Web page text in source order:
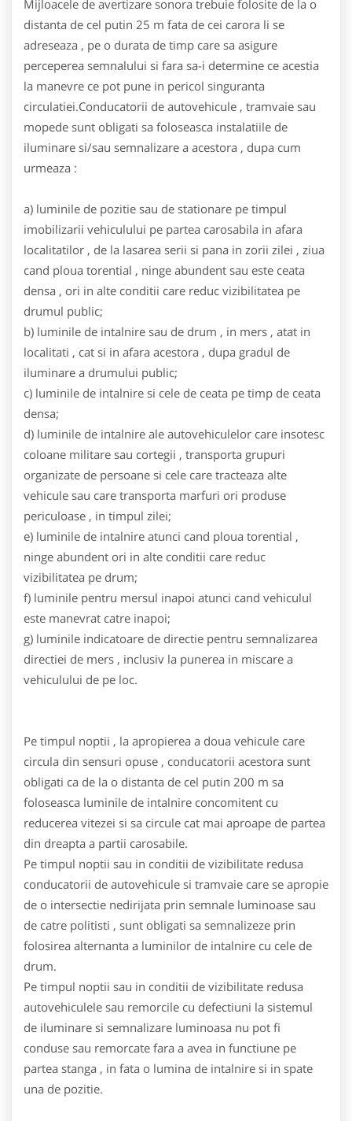
Mijloacele de avertizare sonora trebuie folosite de la o
distanta de cel putin 25 m fata de cei carora li se
adreseaza , pe o durata de timp care sa asigure
perceperea semnalului si fara sa-i determine ce acestia
la manevre ce pot pune in pericol singuranta
circulatiei.Conducatorii de autovehicule , tramvaie sau
mopede sunt obligati sa foloseasca instalatiile de
iluminare si/sau semnalizare a acestora , dupa cum
urmeaza :
a) luminile de pozitie sau de stationare pe timpul
imobilizarii vehiculului pe partea carosabila in afara
localitatilor , de la lasarea serii si pana in zorii zilei , ziua
cand ploua torential , ninge abundent sau este ceata
densa , ori in alte conditii care reduc vizibilitatea pe
drumul public;
b) luminile de intalnire sau de drum , in mers , atat in
localitati , cat si in afara acestora , dupa gradul de
iluminare a drumului public;
c) luminile de intalnire si cele de ceata pe timp de ceata
densa;
d) luminile de intalnire ale autovehiculelor care insotesc
coloane militare sau cortegii , transporta grupuri
organizate de persoane si cele care tracteaza alte
vehicule sau care transporta marfuri ori produse
periculoase , in timpul zilei;
e) luminile de intalnire atunci cand ploua torential ,
ninge abundent ori in alte conditii care reduc
vizibilitatea pe drum;
f) luminile pentru mersul inapoi atunci cand vehiculul
este manevrat catre inapoi;
g) luminile indicatoare de directie pentru semnalizarea
directiei de mers , inclusiv la punerea in miscare a
vehiculului de pe loc.
Pe timpul noptii , la apropierea a doua vehicule care
circula din sensuri opuse , conducatorii acestora sunt
obligati ca de la o distanta de cel putin 200 m sa
foloseasca luminile de intalnire concomitent cu
reducerea vitezei si sa circule cat mai aproape de partea
din dreapta a partii carosabile.
Pe timpul noptii sau in conditii de vizibilitate redusa
conducatorii de autovehicule si tramvaie care se apropie
de o intersectie nedirijata prin semnale luminoase sau
de catre politisti , sunt obligati sa semnalizeze prin
folosirea alternanta a luminilor de intalnire cu cele de
drum.
Pe timpul noptii sau in conditii de vizibilitate redusa
autovehiculele sau remorcile cu defectiuni la sistemul
de iluminare si semnalizare luminoasa nu pot fi
conduse sau remorcate fara a avea in functiune pe
partea stanga , in fata o lumina de intalnire si in spate
una de pozitie.